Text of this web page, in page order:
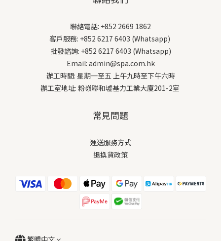
聯絡電話: +852 2669 1862
客戶服務: +852 6217 6403 (Whatsapp)
批發諮詢: +852 6217 6403 (Whatsapp)
Email: admin@spa.com.hk
辦工時間: 星期一至五 上午九時至下午六時
辦工室地址: 粉嶺聯和墟基力工業大廈201-2室
常見問題
運送服務方式
退換貨政策